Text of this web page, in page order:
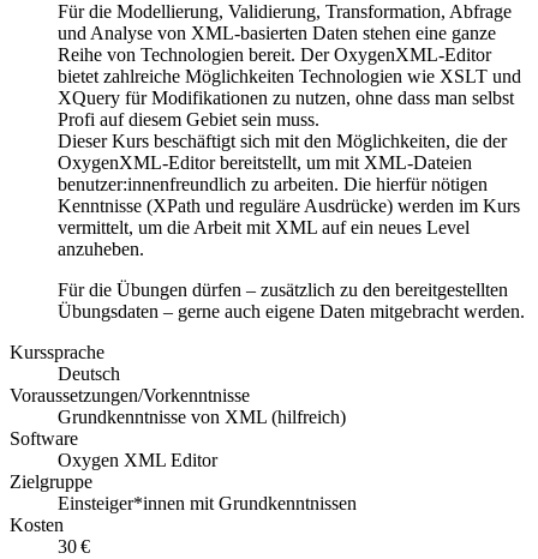
Für die Modellierung, Validierung, Transformation, Abfrage
und Analyse von XML-basierten Daten stehen eine ganze
Reihe von Technologien bereit. Der OxygenXML-Editor
bietet zahlreiche Möglichkeiten Technologien wie XSLT und
XQuery für Modifikationen zu nutzen, ohne dass man selbst
Profi auf diesem Gebiet sein muss.
Dieser Kurs beschäftigt sich mit den Möglichkeiten, die der
OxygenXML-Editor bereitstellt, um mit XML-Dateien
benutzer:innenfreundlich zu arbeiten. Die hierfür nötigen
Kenntnisse (XPath und reguläre Ausdrücke) werden im Kurs
vermittelt, um die Arbeit mit XML auf ein neues Level
anzuheben.
Für die Übungen dürfen – zusätzlich zu den bereitgestellten
Übungsdaten – gerne auch eigene Daten mitgebracht werden.
Kurssprache
Deutsch
Voraussetzungen/Vorkenntnisse
Grundkenntnisse von XML (hilfreich)
Software
Oxygen XML Editor
Zielgruppe
Einsteiger*innen mit Grundkenntnissen
Kosten
30 €